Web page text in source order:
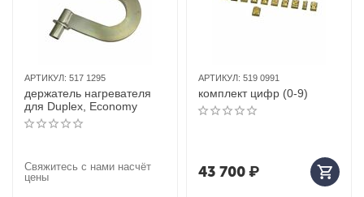
АРТИКУЛ: 517 1295
держатель нагревателя
для Duplex, Economy
Свяжитесь с нами насчёт
цены
АРТИКУЛ: 519 0991
комплект цифр (0-9)
43 700₽